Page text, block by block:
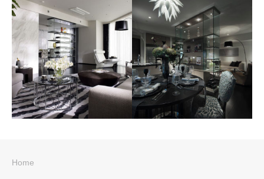
FIVEGATE NAKATAKE-IPEC
二子玉川riseMR
Home